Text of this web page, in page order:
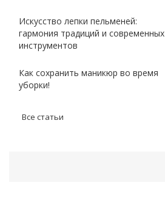
Искусство лепки пельменей:
гармония традиций и современных
инструментов
Как сохранить маникюр во время
уборки!
Все статьи